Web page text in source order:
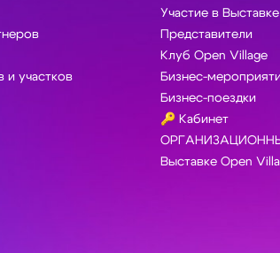
и участков
Участие в Выставке
Представители
Клуб Open Village
Бизнес-
Бизнес-поездки
🔑 Кабинет
Выставке Open